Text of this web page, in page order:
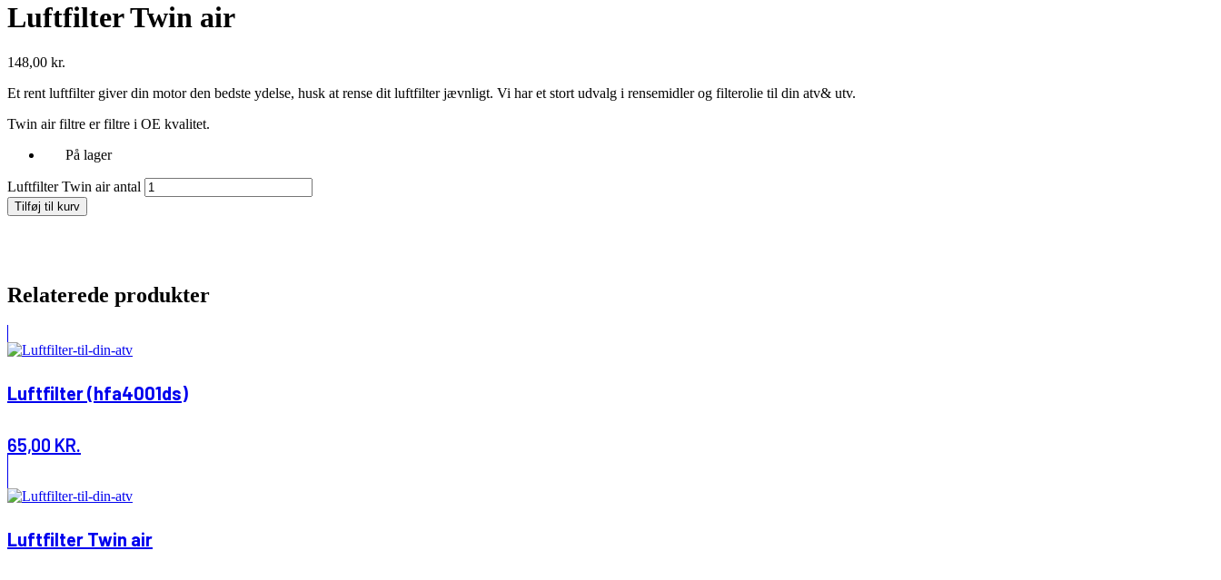
Luftfilter Twin air
148,00 kr.
Et rent luftfilter giver din motor den bedste ydelse, husk at rense dit luftfilter jævnligt. Vi har et stort udvalg i rensemidler og filterolie til din atv& utv.
Twin air filtre er filtre i OE kvalitet.
På lager
Luftfilter Twin air antal
Tilføj til kurv
Relaterede produkter
Luftfilter (hfa4001ds)
65,00 KR.
Luftfilter Twin air